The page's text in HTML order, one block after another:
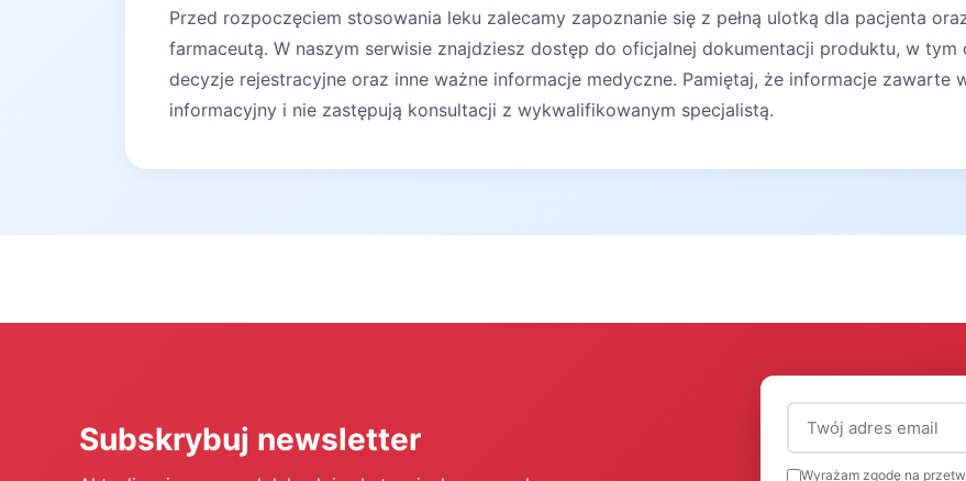
Przed rozpoczęciem stosowania leku zalecamy zapoznanie się z pełną ulotką dla pacjenta
farmaceutą. W naszym serwisie znajdziesz dostęp do oficjalnej dokumentacji produktu, w
decyzje rejestracyjne oraz inne ważne informacje medyczne. Pamiętaj, że informacje zawarte
informacyjny i nie zastępują konsultacji z wykwalifikowanym specjalistą.
Subskrybuj newsletter
Adres email
Wyrażam zgodę na